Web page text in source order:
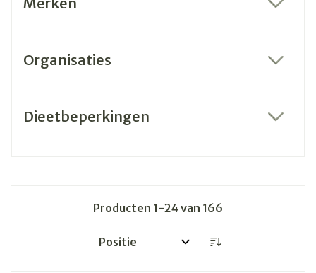
Organisaties
Dieetbeperkingen
Producten 1-24van 166
Sorteer op: